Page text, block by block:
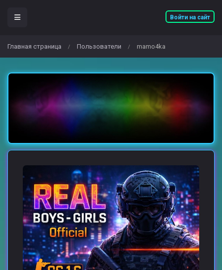
Войти на сайт
Главная страница / Пользователи / mamo4ka